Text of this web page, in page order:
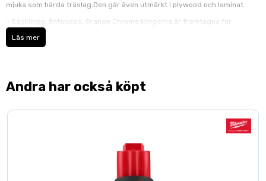
mjuka som hårda träslag.Den går även utmärkt i plywood och laminat.
- Sågklinga, fintandad. Orange Chrome klingorna är framtagna för
professionella användare som kräver hög precision och tillförlitlighet från
sin såg. "Special Chrome Carbide" reducerar mekanisk nötning av tanden.
Läs mer
Andra har också köpt